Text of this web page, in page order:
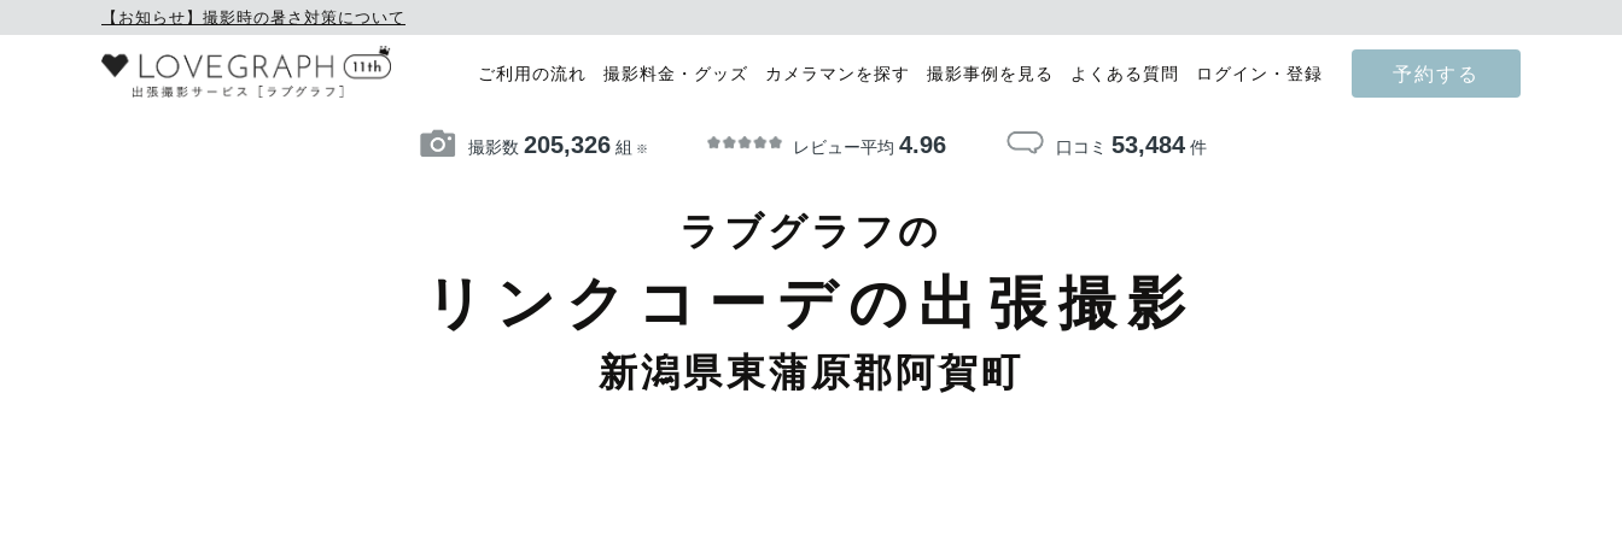
【お知らせ】撮影時の暑さ対策について
ご利用の流れ 撮影料金・グッズ カメラマンを探す 撮影事例を見る よくある質問 ログイン・登録 予約する
撮影数 205,326組 ※ レビュー平均 4.96 口コミ 53,484件
ラブグラフの
リンクコーデの出張撮影
新潟県東蒲原郡阿賀町